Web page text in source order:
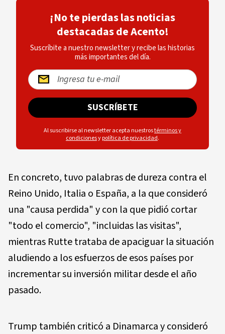
¡No te pierdas las noticias
destacadas de Acento!
Suscríbite a nuestro newsletter y recibe las historias
más importantes del día.
SUSCRÍBETE
Al suscribirse al newsletter acepta nuestrostérminos y
condicionesypolítica de privacidad.
En concreto, tuvo palabras de dureza contra el
Reino Unido, Italia o España, a la que consideró
una "causa perdida" y con la que pidió cortar
"todo el comercio", "incluidas las visitas",
mientras Rutte trataba de apaciguar la situación
aludiendo a los esfuerzos de esos países por
incrementar su inversión militar desde el año
pasado.
Trump también criticó a Dinamarca y consideró